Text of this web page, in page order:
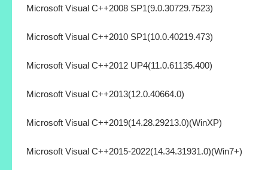
Microsoft Visual C++2008 SP1(9.0.30729.7523)
Microsoft Visual C++2010 SP1(10.0.40219.473)
Microsoft Visual C++2012 UP4(11.0.61135.400)
Microsoft Visual C++2013(12.0.40664.0)
Microsoft Visual C++2019(14.28.29213.0)(WinXP)
Microsoft Visual C++2015-2022(14.34.31931.0)(Win7+)